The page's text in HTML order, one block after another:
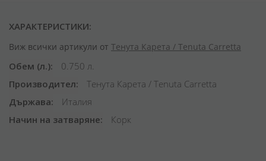
ХАРАКТЕРИСТИКИ:
Виж всички артикули от Тенута Карета / Tenuta Carretta
Обем (л.)
0.750 л.
Производител
Тенута Карета / Tenuta Carretta
Държава
Италия
Начин на затваряне
Корк